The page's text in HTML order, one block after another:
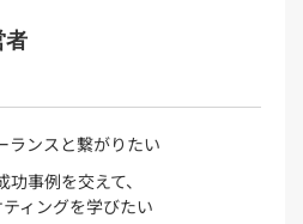
者
ランスと繋がりたい
功事例を交えて、
ィングを学びたい